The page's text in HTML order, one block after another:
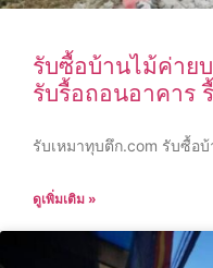
รับซื้อบ้านไม้ค่าย
รับรื้อถอนอาคาร
รับเหมาทุบตึก.com รับซื้อ
ดูเพิ่มเติม »